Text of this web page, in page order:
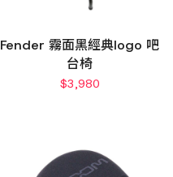
Fender 霧面黑經典logo 吧
台椅
$3,980